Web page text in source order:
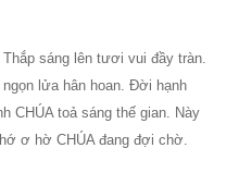
sáng lên tươi vui đầy tràn.
lửa hân hoan. Đời hạnh
CHÚA toả sáng thế gian. Này
ơ hờ CHÚA đang đợi chờ.